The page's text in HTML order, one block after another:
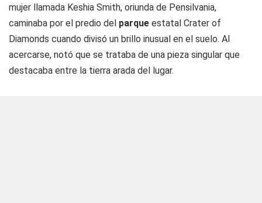
mujer llamada Keshia Smith, oriunda de Pensilvania,
caminaba por el predio del parque estatal Crater of
Diamonds cuando divisó un brillo inusual en el suelo. Al
acercarse, notó que se trataba de una pieza singular que
destacaba entre la tierra arada del lugar.